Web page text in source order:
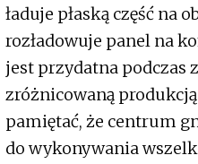
ładuje płaską część na
rozładowuje panel na
jest przydatna podczas
zróżnicowaną
pamiętać, że centrum
do wykonywania